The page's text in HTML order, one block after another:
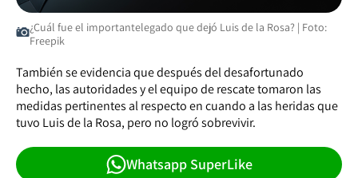
¿Cuál fue el importantelegado que dejó Luis de la Rosa? | Foto:
Freepik
También se evidencia que después del desafortunado
hecho, las autoridades y el equipo de rescate tomaron las
medidas pertinentes al respecto en cuando a las heridas que
tuvo Luis de la Rosa, pero no logró sobrevivir.
Whatsapp SuperLike